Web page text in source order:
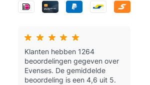
Klanten hebben 1264
beoordelingen gegeven over
Evenses. De gemiddelde
beoordeling is een 4,6 uit 5.